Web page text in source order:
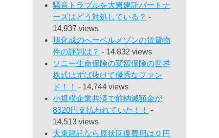
騒音トラブルを大東建託パートナ
ーズはどう対処している？ -
14,937 views
旭化成のへーベルメゾンの賃貸物
件の評判は？ - 14,832 views
ソニー生命保険の変額保険の世界
株式はずば抜けて優秀なファン
ド！！
- 14,744 views
小規模企業共済で前納減額金が
8320円支払われていた！！
-
14,513 views
大東建託なら原状回復費用は０円